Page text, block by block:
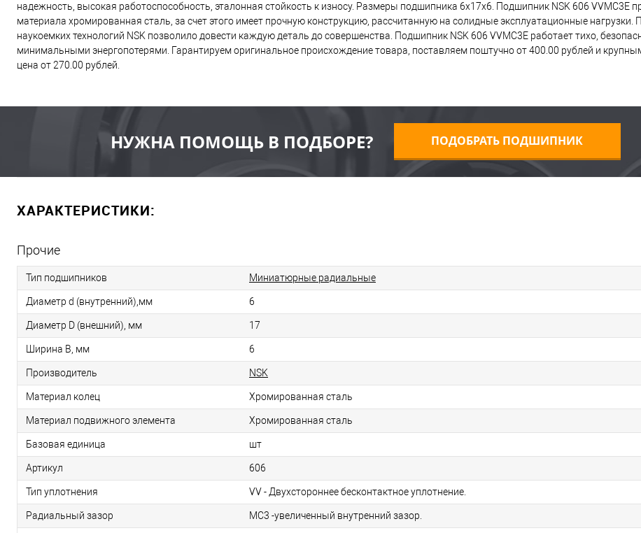
надежность, высокая работоспособность, эталонная стойкость к износу. Размеры подшипника 6x17x6. Подшипник NSK 606 VVMC3E
материала хромированная сталь, за счет этого имеет прочную конструкцию, рассчитанную на солидные эксплуатационные нагрузки.
наукоемких технологий NSK позволило довести каждую деталь до совершенства. Подшипник NSK 606 VVMC3E работает тихо,
минимальными энергопотерями. Гарантируем оригинальное происхождение товара, поставляем поштучно от 400.00 рублей и
цена от 270.00 рублей.
НУЖНА ПОМОЩЬ В ПОДБОРЕ? ПОДОБРАТЬ ПОДШИПНИК
ХАРАКТЕРИСТИКИ:
Прочие
Тип подшипников Миниатюрные радиальные
Диаметр d (внутренний),мм 6
Диаметр D (внешний), мм 17
Ширина B, мм 6
Производитель NSK
Материал колец Хромированная сталь
Материал подвижного элемента Хромированная сталь
Базовая единица шт
Артикул 606
Тип уплотнения VV - Двухстороннее бесконтактное уплотнение.
Радиальный зазор MC3 -увеличенный внутренний зазор.